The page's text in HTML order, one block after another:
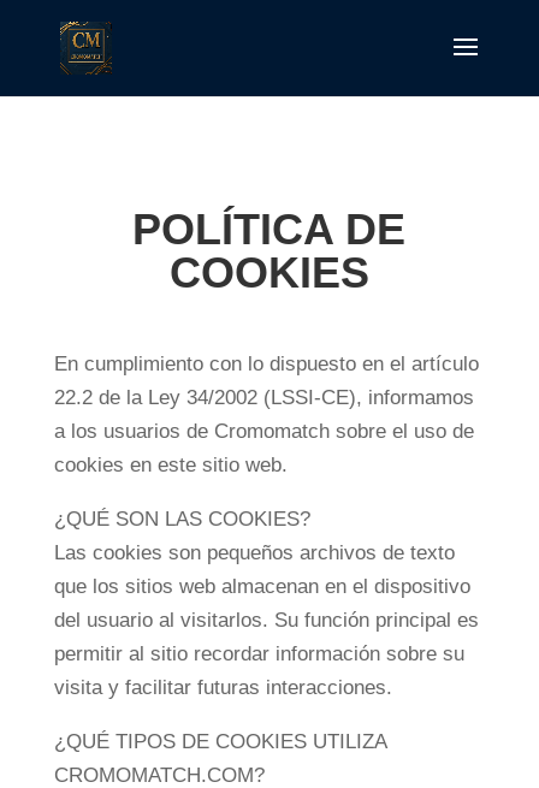
POLÍTICA DE
COOKIES
En cumplimiento con lo dispuesto en el artículo
22.2 de la Ley 34/2002 (LSSI-CE), informamos
a los usuarios de Cromomatch sobre el uso de
cookies en este sitio web.
¿QUÉ SON LAS COOKIES?
Las cookies son pequeños archivos de texto
que los sitios web almacenan en el dispositivo
del usuario al visitarlos. Su función principal es
permitir al sitio recordar información sobre su
visita y facilitar futuras interacciones.
¿QUÉ TIPOS DE COOKIES UTILIZA
CROMOMATCH.COM?